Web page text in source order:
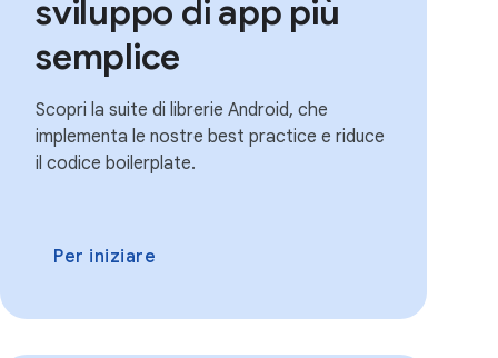
sviluppo di app più
semplice
Scopri la suite di librerie Android, che
implementa le nostre best practice e riduce
il codice boilerplate.
Per iniziare